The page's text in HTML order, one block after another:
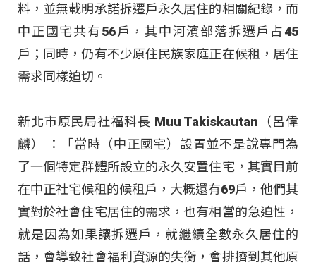
料，並無載明承諾拆遷戶永久居住的相關紀錄，而
中正國宅共有56戶，其中河濱部落拆遷戶占45
戶；同時，仍有不少原住民族家庭正在候租，居住
需求同樣迫切。
新北市原民局社福科長 Muu Takiskautan（呂偉
麟） ：「當時（中正國宅）設置並不是說專門為
了一個特定群體所設立的永久安置住宅，其實目前
在中正社宅候租的候租戶，大概還有69戶，他們其
實對於社會住宅居住的需求，也有相當的急迫性，
就是因為如果讓拆遷戶，就繼續全數永久居住的
話，會導致社會福利資源的失衡，會排擠到其他原